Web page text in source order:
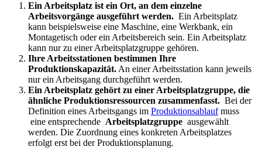
Ein Arbeitsplatz ist ein Ort, an dem einzelne
Arbeitsvorgänge ausgeführt werden. Ein Arbeitsplatz
kann beispielsweise eine Maschine, eine Werkbank, ein
Montagetisch oder ein Arbeitsbereich sein. Ein Arbeitsplatz
kann nur zu einer Arbeitsplatzgruppe gehören.
Ihre Arbeitsstationen bestimmen Ihre
Produktionskapazität. An einer Arbeitsstation kann jeweils
nur ein Arbeitsgang durchgeführt werden.
Ein Arbeitsplatz gehört zu einer Arbeitsplatzgruppe, die
ähnliche Produktionsressourcen zusammenfasst. Bei der
Definition eines Arbeitsgangs im Produktionsablaufmuss
eine entsprechende Arbeitsplatzgruppe ausgewählt
werden. Die Zuordnung eines konkreten Arbeitsplatzes
erfolgt erst bei der Produktionsplanung.